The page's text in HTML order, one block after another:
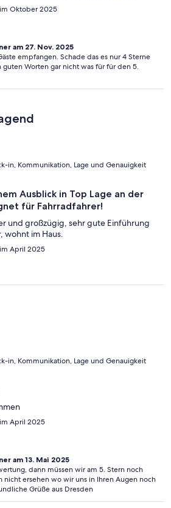
just the bare minimum of toilet roll.)
means an early trip to the store.
Oktober 2025
am 27. Nov. 2025
empfangen. Schade das es nur 4 Sterne
Worten gar nicht was für für den 5.
in, Kommunikation, Lage und Genauigkeit
Ausblick in Top Lage an der
für Fahrradfahrer!
und großzügig, sehr gute Einführung
wohnt im Haus.
April 2025
in, Kommunikation, Lage und Genauigkeit
April 2025
am 13. Mai 2025
dann müssen wir am 5. Stern noch
nicht ersehen wo wir uns in Ihren Augen noch
Grüße aus Dresden